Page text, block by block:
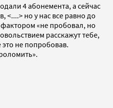
4 абонемента, а сейчас
<....> но у нас все равно до
«не пробовал, но
расскажут тебе,
не попробовав.